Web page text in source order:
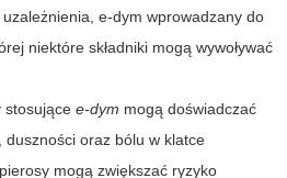
e-dym wprowadzany do
niektóre składniki mogą wywoływać
stosujące e-dym mogą doświadczać
duszności oraz bólu w klatce
mogą zwiększać ryzyko